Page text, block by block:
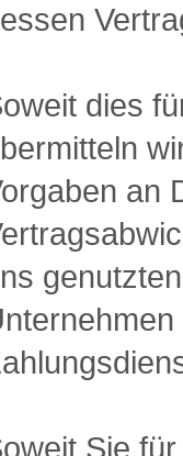
dies
an
Sie